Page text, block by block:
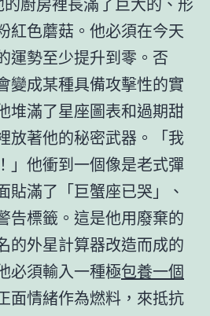
紅色蘑菇。他必須在今天
運勢至少提升到零。否
變成某種具備攻擊性的實
堆滿了星座圖表和過期甜
放著他的秘密武器。「我
」他衝到一個像是老式彈
貼滿了「巨蟹座已哭」、
告標籤。這是他用廢棄的
的外星計算器改造而成的
必須輸入一種極包養一個
面情緒作為燃料，來抵抗